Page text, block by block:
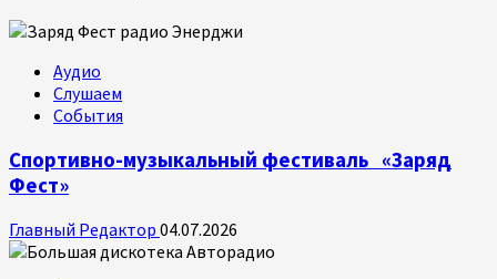
Аудио
Слушаем
События
Спортивно-музыкальный фестиваль «Заряд
Фест»
Главный Редактор 04.07.2026